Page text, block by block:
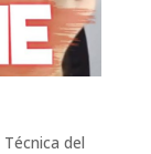
Técnica del